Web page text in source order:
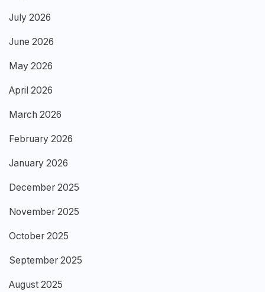
July 2026
June 2026
May 2026
April 2026
March 2026
February 2026
January 2026
December 2025
November 2025
October 2025
September 2025
August 2025